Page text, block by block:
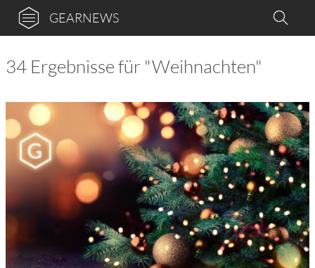
GEARNEWS
34 Ergebnisse für "Weihnachten"